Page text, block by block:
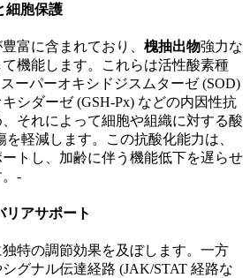
細胞保護
富に含まれており、 槐抽出物強力な
機能します。これらは活性酸素種
ーパーオキシドジスムターゼ (SOD)
シダーゼ (GSH-Px) などの内因性抗
それによって細胞や組織に対する酸
軽減します。この抗酸化能力は、
トし、加齢に伴う機能低下を遅らせ
。-
リアサポート
特の調節効果を及ぼします。一方
グナル伝達経路 (JAK/STAT 経路な